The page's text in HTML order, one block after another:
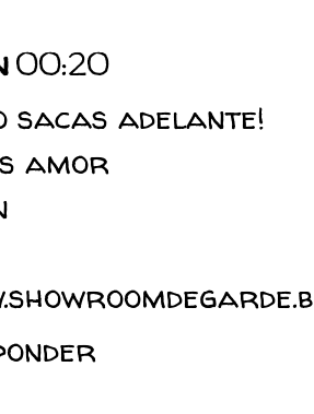
00:20
sacas adelante!
amor